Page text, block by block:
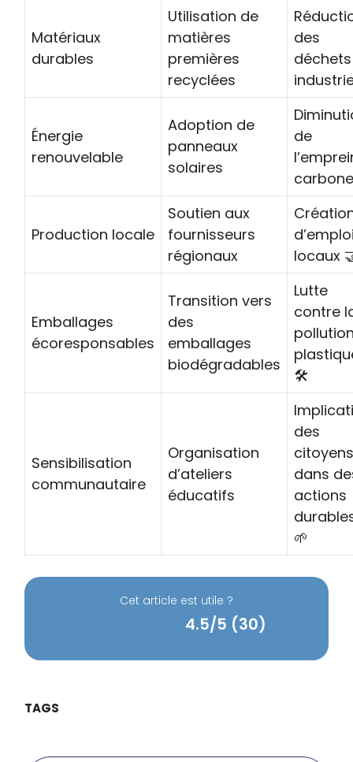
Matériaux
durables
Utilisation de
matières
premières
recyclées
des
déchets
Énergie
renouvelable
Adoption de
panneaux
solaires
de
carbone
Production locale
Soutien aux
fournisseurs
régionaux
locaux
Emballages
écoresponsables
Transition vers
des
emballages
biodégradables
Lutte
contre
🛠️
Sensibilisation
communautaire
Organisation
d’ateliers
éducatifs
des
dans
actions
🌱
Cet article est utile ?
4.5/5 (30)
TAGS